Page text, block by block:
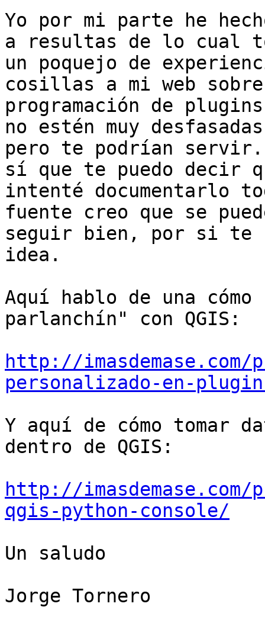
Yo por mi parte he
a resultas de lo cual
un poquejo de
cosillas a mi web sobre
programación de
no estén muy
pero te podrían
sí que te puedo decir
intenté documentarlo
fuente creo que se
seguir bien, por si te
idea.
Aquí hablo de una
parlanchín" con QGIS:
http://
personalizado-en-
Y aquí de cómo tomar
dentro de QGIS:
http://
qgis-python-console/
Un saludo
Jorge Tornero